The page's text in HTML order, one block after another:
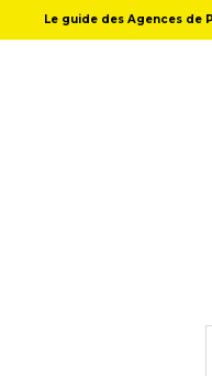
Le guide des Agences de